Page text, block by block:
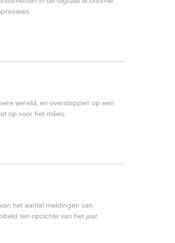
wereld, en overstappen op een
op voor het milieu.
het aantal meldingen van
ten opzichte van het jaar